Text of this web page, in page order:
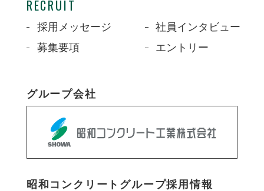
RECRUIT
採用メッセージ
社員インタビュー
募集要項
エントリー
グループ会社
昭和コンクリートグループ採用情報